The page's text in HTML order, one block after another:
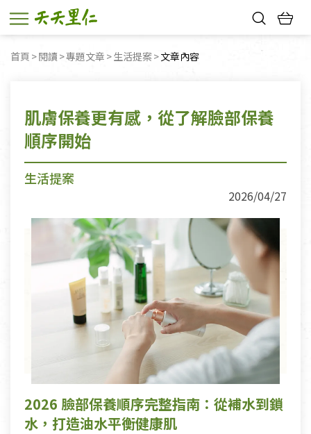
首頁 閱讀 專題文章 生活提案 目前頁面：
文章內容
肌膚保養更有感，從了解臉部保養
順序開始
生活提案
2026/04/27
2026 臉部保養順序完整指南：從補水到鎖
水，打造油水平衡健康肌